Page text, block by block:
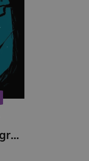
Dziļi mežā (e-grāmata)